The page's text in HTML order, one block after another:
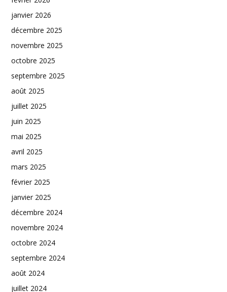
janvier 2026
décembre 2025
novembre 2025
octobre 2025
septembre 2025
août 2025
juillet 2025
juin 2025
mai 2025
avril 2025
mars 2025
février 2025
janvier 2025
décembre 2024
novembre 2024
octobre 2024
septembre 2024
août 2024
juillet 2024